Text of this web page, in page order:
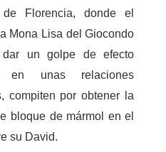
Florencia, donde el
Mona Lisa del Giocondo
un golpe de efecto
en unas relaciones
compiten por obtener la
bloque de mármol en el
su David.